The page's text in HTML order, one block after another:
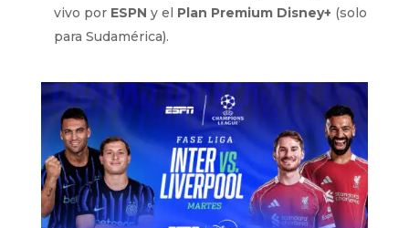
vivo por ESPN y el Plan Premium Disney+ (solo
para Sudamérica).